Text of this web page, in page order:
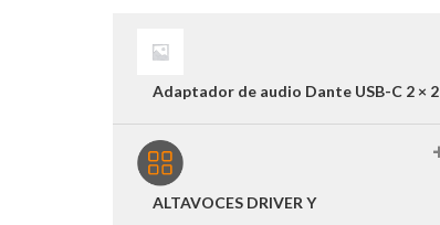
Adaptador de audio Dante USB-C 2 × 2
ALTAVOCES DRIVER Y